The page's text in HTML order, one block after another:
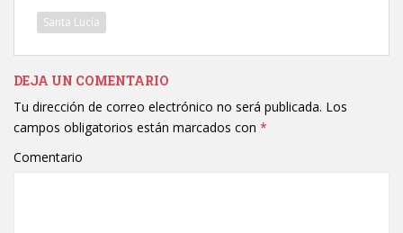
Santa Lucía
DEJA UN COMENTARIO
Tu dirección de correo electrónico no será publicada. Los
campos obligatorios están marcados con *
Comentario